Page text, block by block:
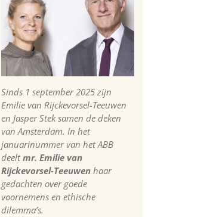
Sinds 1 september 2025 zijn
Emilie van Rijckevorsel-Teeuwen
en Jasper Stek samen de deken
van Amsterdam. In het
januarinummer van het ABB
deeltmr. Emilie van
Rijckevorsel-Teeuwen haar
gedachten over goede
voornemens en ethische
dilemma’s.